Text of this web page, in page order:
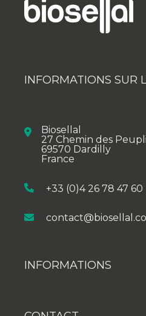
INFORMATIONS SUR
Biosellal
27 Chemin des
69570 Dardilly
France
+33 (0)4 26 78 47 60
INFORMATIONS